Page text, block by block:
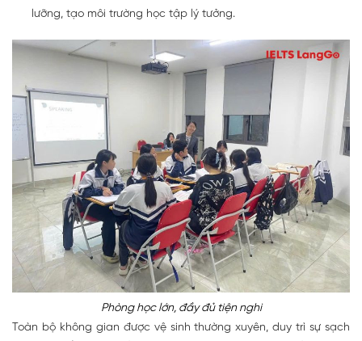
lưỡng, tạo môi trường học tập lý tưởng.
Phòng học lớn, đầy đủ tiện nghi
Toàn bộ không gian được vệ sinh thường xuyên, duy trì sự sạch